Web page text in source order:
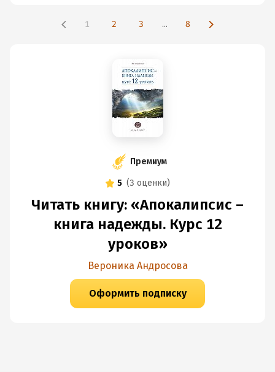
1 2 3 ... 8
Премиум
5 (3 оценки)
Читать книгу: «Апокалипсис –
книга надежды. Курс 12
уроков»
Вероника Андросова
Оформить подписку